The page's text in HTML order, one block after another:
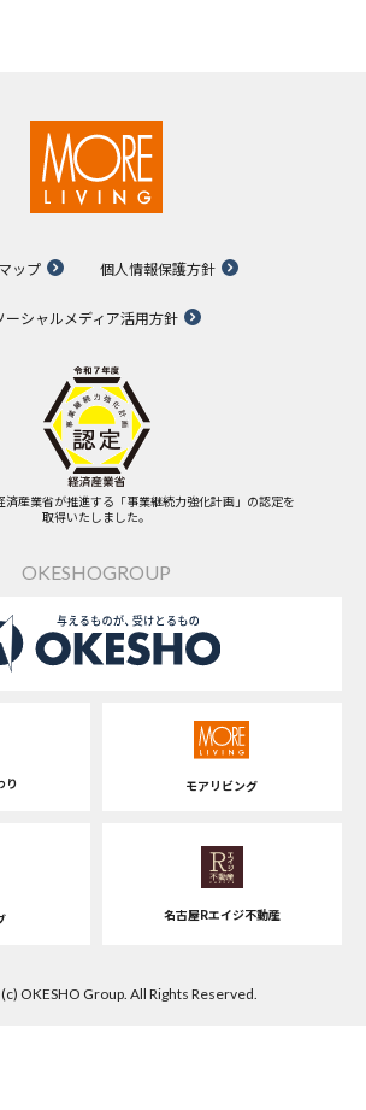
ップ 個人情報保護方針
ーシャルメディア活用方針
済産業省が推進する「事業継続力強化計画」の認定を
取得いたしました。
OKESHOGROUP
り モアリビング
名古屋Rエイジ不動産
OKESHO Group. All Rights Reserved.